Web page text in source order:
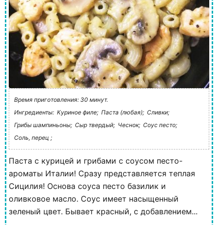
Время приготовления: 30 минут.
Ингредиенты: Куриное филе; Паста (любая); Сливки;
Грибы шампиньоны; Сыр твердый; Чеснок; Соус песто;
Соль, перец ;
Паста с курицей и грибами с соусом песто-
ароматы Италии! Сразу представляется теплая
Сицилия! Основа соуса песто базилик и
оливковое масло. Соус имеет насыщенный
зеленый цвет. Бывает красный, с добавлением...